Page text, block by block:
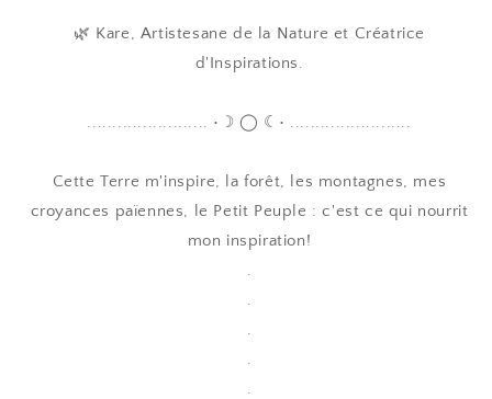
🌿 Kare, Artistesane de la Nature et Créatrice
d'Inspirations.
........................ •☽ ◯ ☾• ........................
Cette Terre m'inspire, la forêt, les montagnes, mes
croyances païennes, le Petit Peuple : c'est ce qui nourrit
mon inspiration!
.
.
.
.
.